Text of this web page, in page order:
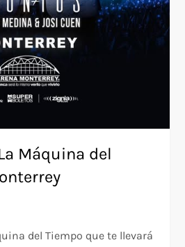
Máquina del
del Tiempo que te llevará